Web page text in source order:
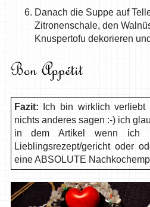
Danach die Suppe auf
Zitronenschale, den
Knuspertofu dekorieren
Fazit: Ich bin wirklich
nichts anderes sagen :-) ich
in dem Artikel wenn ich
Lieblingsrezept/gericht oder
eine ABSOLUTE